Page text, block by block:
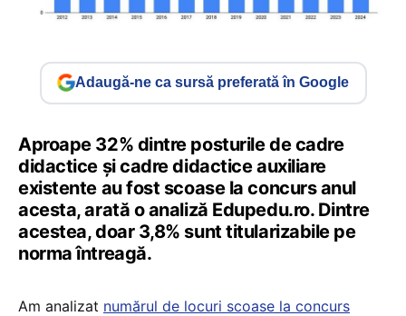
Adaugă-ne ca sursă preferată în Google
Aproape 32% dintre posturile de cadre
didactice și cadre didactice auxiliare
existente au fost scoase la concurs anul
acesta, arată o analiză Edupedu.ro. Dintre
acestea, doar 3,8% sunt titularizabile pe
norma întreagă.
Am analizat numărul de locuri scoase la concurs